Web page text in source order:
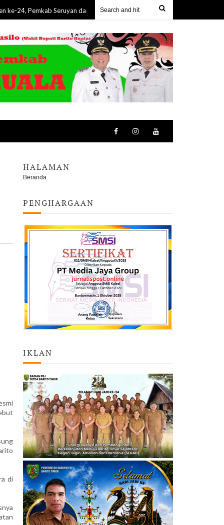
Seruyan dan Bulog Gelar GPM, Bantu Warga Dapatkan Sembako
di
HALAMAN
Beranda
PENGHARGAAN
IKLAN